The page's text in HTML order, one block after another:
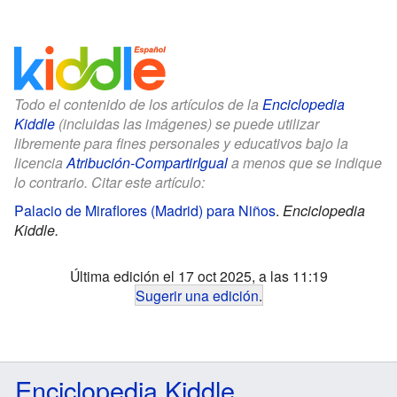
Todo el contenido de los artículos de la Enciclopedia
Kiddle (incluidas las imágenes) se puede utilizar
libremente para fines personales y educativos bajo la
licenciaAtribución-CompartirIguala menos que se indique
lo contrario. Citar este artículo:
Palacio de Miraflores (Madrid) para Niños. Enciclopedia
Kiddle.
Última edición el 17 oct 2025, a las 11:19
Sugerir una edición.